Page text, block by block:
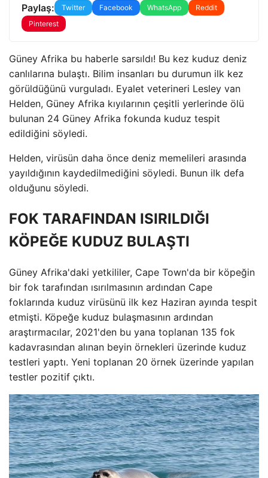
Paylaş: Twitter Facebook WhatsApp
Reddit
Pinterest
Güney Afrika bu haberle sarsıldı! Bu kez kuduz deniz
canlılarına bulaştı. Bilim insanları bu durumun ilk kez
görüldüğünü vurguladı. Eyalet veterineri Lesley van
Helden, Güney Afrika kıyılarının çeşitli yerlerinde ölü
bulunan 24 Güney Afrika fokunda kuduz tespit
edildiğini söyledi.
Helden, virüsün daha önce deniz memelileri arasında
yayıldığının kaydedilmediğini söyledi. Bunun ilk defa
olduğunu söyledi.
FOK TARAFINDAN ISIRILDIĞI
KÖPEĞE KUDUZ BULAŞTI
Güney Afrika'daki yetkililer, Cape Town'da bir köpeğin
bir fok tarafından ısırılmasının ardından Cape
foklarında kuduz virüsünü ilk kez Haziran ayında tespit
etmişti. Köpeğe kuduz bulaşmasının ardından
araştırmacılar, 2021'den bu yana toplanan 135 fok
kadavrasından alınan beyin örnekleri üzerinde kuduz
testleri yaptı. Yeni toplanan 20 örnek üzerinde yapılan
testler pozitif çıktı.